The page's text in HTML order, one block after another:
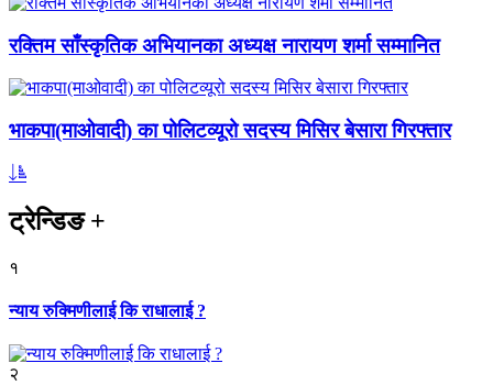
रक्तिम साँस्कृतिक अभियानका अध्यक्ष नारायण शर्मा सम्मानित
भाकपा(माओवादी) का पोलिटव्यूरो सदस्य मिसिर बेसारा गिरफ्तार
ट्रेन्डिङ+
१
न्याय रुक्मिणीलाई कि राधालाई ?
२